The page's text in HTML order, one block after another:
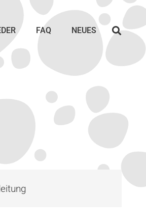
FAQ NEUES